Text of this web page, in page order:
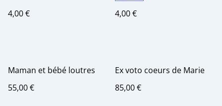
4,00 € 4,00 €
Maman et bébé loutres
55,00 €
Ex voto coeurs de Marie
85,00 €